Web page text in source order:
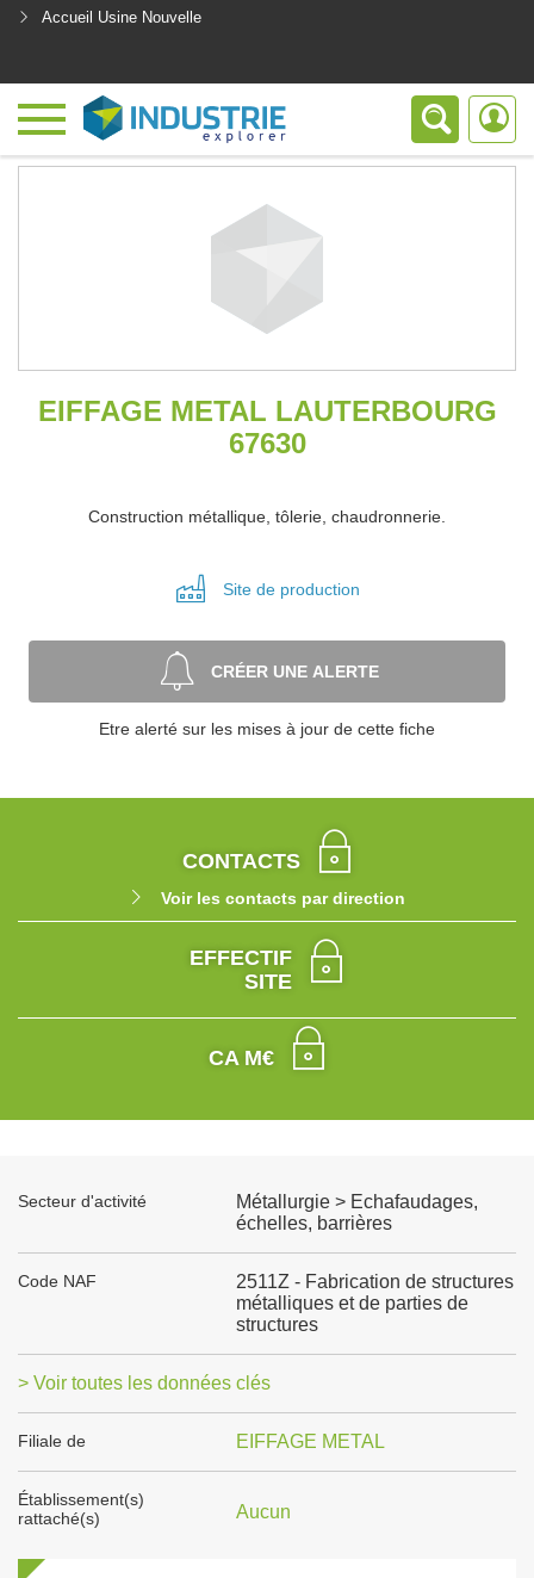
Accueil Usine Nouvelle
EIFFAGE METAL LAUTERBOURG
67630
Construction métallique, tôlerie, chaudronnerie.
Site de production
CRÉER UNE ALERTE
Etre alerté sur les mises à jour de cette fiche
CONTACTS
Voir les contacts par direction
EFFECTIF
SITE
CA M€
Secteur d'activité
Métallurgie > Echafaudages,
échelles, barrières
Code NAF
2511Z - Fabrication de structures
métalliques et de parties de
structures
> Voir toutes les données clés
Filiale de EIFFAGE METAL
Établissement(s)
rattaché(s)
Aucun